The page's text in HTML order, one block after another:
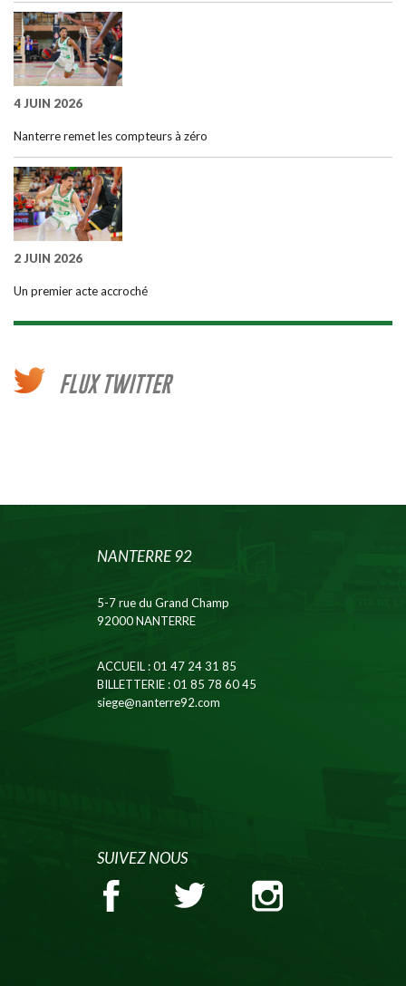
4 JUIN 2026
Nanterre remet les compteurs à zéro
2 JUIN 2026
Un premier acte accroché
FLUX TWITTER
NANTERRE 92
5-7 rue du Grand Champ
92000 NANTERRE
ACCUEIL: 01 47 24 31 85
BILLETTERIE: 01 85 78 60 45
siege@nanterre92.com
SUIVEZ NOUS